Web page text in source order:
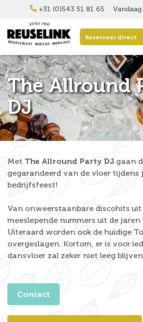
+31 (0)543 51 81 65
Reserveer direct
The Allround
DJ
Met The Allround Party DJ gaan
gegarandeerd van de vloer tijdens
bedrijfsfeest!
Van onweerstaanbare discohits uit
meeslepende nummers uit de jaren
Uiteraard worden ook de huidige
overgeslagen. Kortom, er is voor
dansvloer zal zeker niet leeg
Contact